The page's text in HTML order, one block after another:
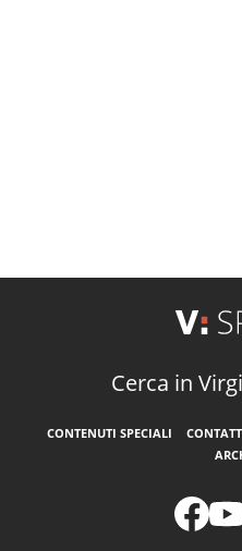
Cerca in
CONTENUTI SPECIALI